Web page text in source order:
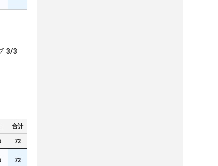
3/3
合計
72
72